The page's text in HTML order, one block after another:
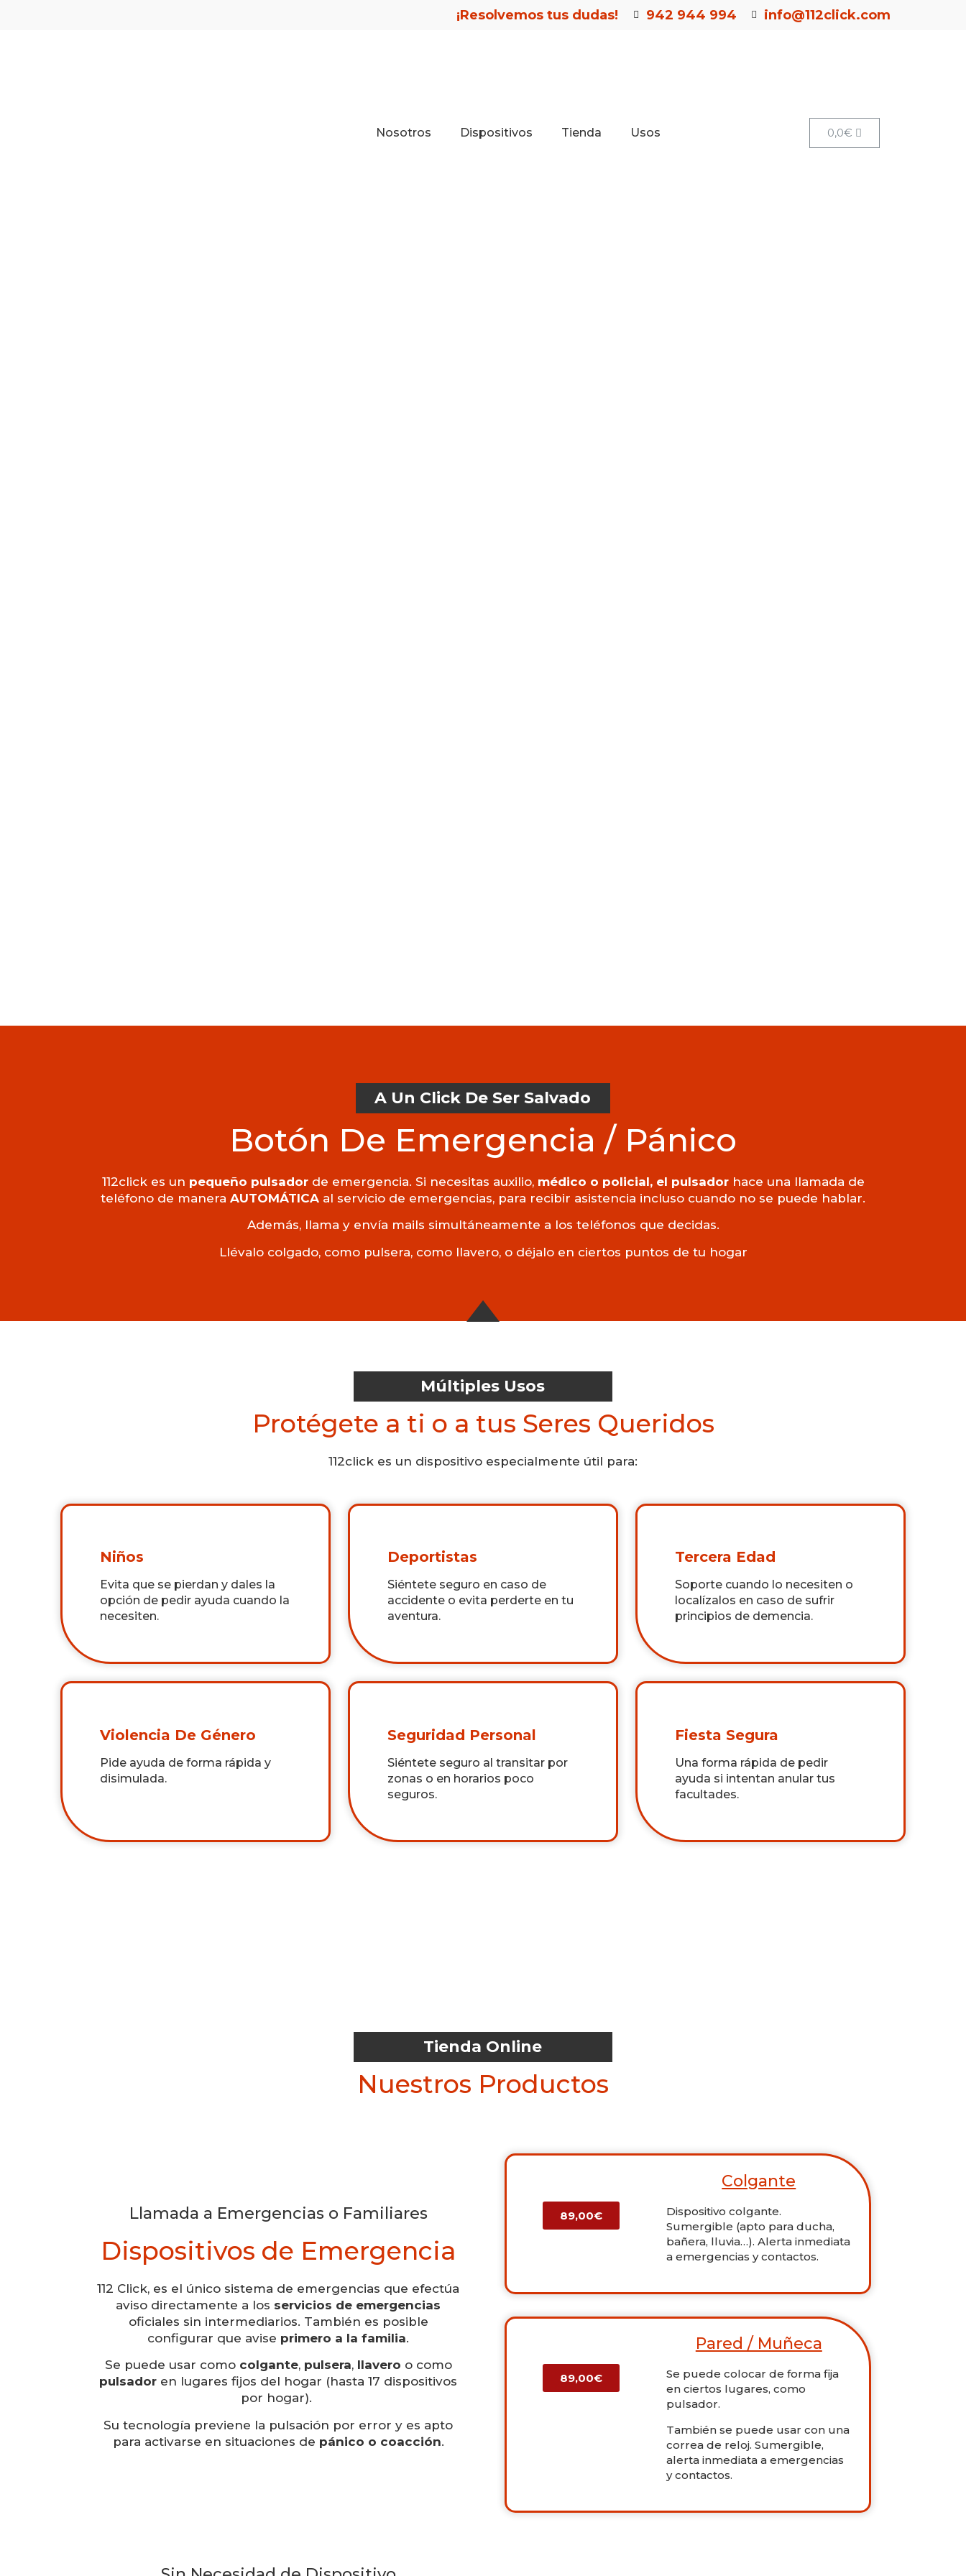
¡Resolvemos tus dudas! 942 944 994 info@112click.com
Nosotros Dispositivos Tienda Usos 0,0€
A Un Click De Ser Salvado
Botón De Emergencia / Pánico
112click es un pequeño pulsadorde emergencia. Si necesitas auxilio, médico o policial, el pulsador hace una llamada de
teléfono de manera AUTOMÁTICA al servicio de emergencias, para recibir asistencia incluso cuando no se puede hablar.
Además, llama y envía mails simultáneamente a los teléfonos que decidas.
Llévalo colgado, como pulsera, como llavero, o déjalo en ciertos puntos de tu hogar
Múltiples Usos
Protégete a ti o a tus Seres Queridos
112click es un dispositivo especialmente útil para:
Niños
Evita que se pierdan y dales la
opción de pedir ayuda cuando la
necesiten.
Deportistas
Siéntete seguro en caso de
accidente o evita perderte en tu
aventura.
Tercera Edad
Soporte cuando lo necesiten o
localízalos en caso de sufrir
principios de demencia.
Violencia De Género
Pide ayuda de forma rápida y
disimulada.
Seguridad Personal
Siéntete seguro al transitar por
zonas o en horarios poco
seguros.
Fiesta Segura
Una forma rápida de pedir
ayuda si intentan anular tus
facultades.
Tienda Online
Nuestros Productos
Llamada a Emergencias o Familiares
Dispositivos de Emergencia
112 Click, es el único sistema de emergencias que efectúa
aviso directamente a los servicios de emergencias
oficiales sin intermediarios. También es posible
configurar que avise primero a la familia.
Se puede usar como colgante, pulsera, llavero o como
pulsador en lugares fijos del hogar (hasta 17 dispositivos
por hogar).
Su tecnología previene la pulsación por error y es apto
para activarse en situaciones de pánico o coacción.
89,00€
Colgante
Dispositivo colgante.
Sumergible (apto para ducha,
bañera, lluvia…). Alerta inmediata
a emergencias y contactos.
89,00€
Pared / Muñeca
Se puede colocar de forma fija
en ciertos lugares, como
pulsador.
También se puede usar con una
correa de reloj. Sumergible,
alerta inmediata a emergencias
y contactos.